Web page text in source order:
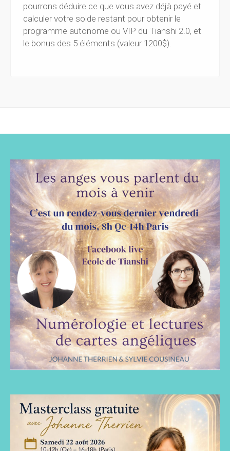
pourrons déduire ce que vous avez déjà payé et
calculer votre solde restant pour obtenir le
programme autonome ou VIP du Tianshi 2.0, et
le bonus des 5 éléments (valeur 1200$).